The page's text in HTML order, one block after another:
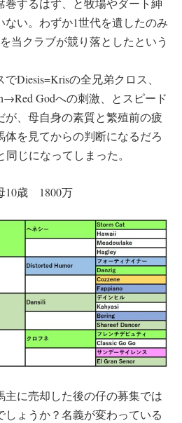
巻するはず、と牧場やダート紳
い。わずか1世代を遺したのみ
当クラブが競り落としたという
Diesis=Krisの全兄弟クロス、
Godへの刺激、とスピード
、母自身の素質と繁殖前の疲
を見てからの判断になるだろ
じになってしまった。
歳 1800万
に売却した後の仔の募集では
ょうか？名義が変わっている